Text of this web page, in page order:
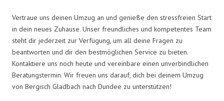
Vertraue uns deinen Umzug an und genieße den stressfreien Start
in dein neues Zuhause. Unser freundliches und kompetentes Team
steht dir jederzeit zur Verfügung, um all deine Fragen zu
beantworten und dir den bestmöglichen Service zu bieten.
Kontaktiere uns noch heute und vereinbare einen unverbindlichen
Beratungstermin. Wir freuen uns darauf, dich bei deinem Umzug
von Bergisch Gladbach nach Dundee zu unterstützen!